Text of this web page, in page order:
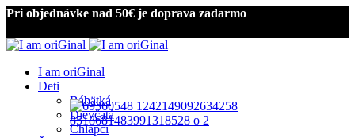
Pri objednávke nad 50€ je doprava zadarmo
I am oriGinal
Deti
Bábätká
Dievčatá
Chlapci